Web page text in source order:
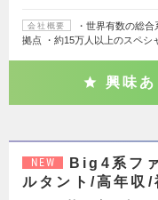
会社概要
・世界有数の総
拠点 ・約15万人以上のスペシ
興味あ
NEW
Big4系フ
ルタント/高年収/